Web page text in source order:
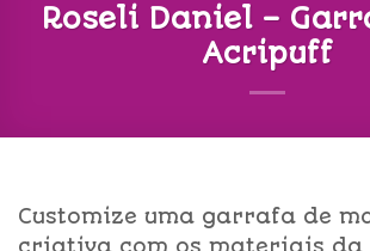
Roseli Daniel –
Acripuff
Customize uma garrafa de
criativa com os materiais da